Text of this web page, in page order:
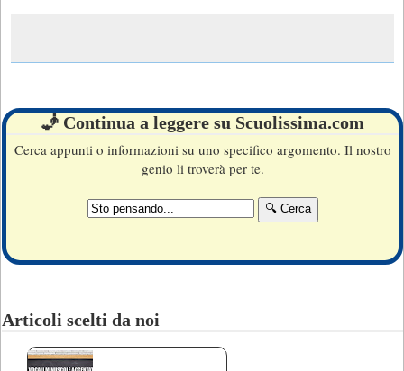
🧞 Continua a leggere su Scuolissima.com
Cerca appunti o informazioni su uno specifico argomento. Il nostro
genio li troverà per te.
Articoli scelti da noi